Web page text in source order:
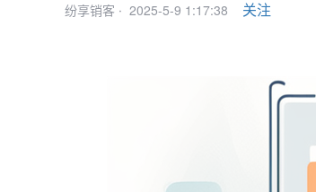
纷享销客 · 2025-5-9 1:17:38 关注